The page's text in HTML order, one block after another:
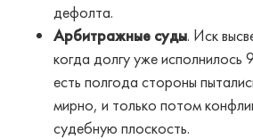
дефолта.
Арбитражные суды. Иск
когда долгу уже исполнилось
есть полгода стороны
мирно, и только потом
судебную плоскость.